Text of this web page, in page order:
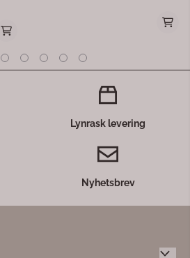
Lynrask levering
Nyhetsbrev